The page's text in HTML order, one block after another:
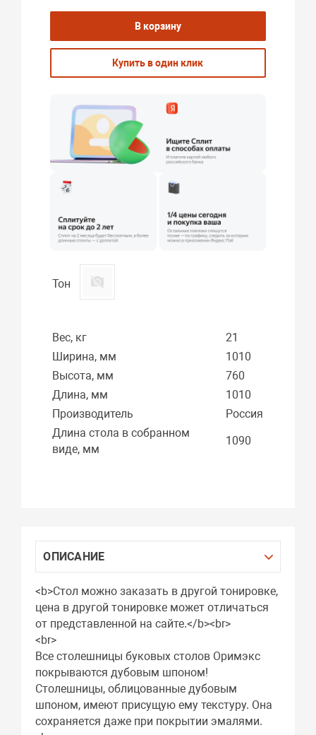
В корзину
Купить в один клик
Тон
Вес, кг
21
Ширина, мм
1010
Высота, мм
760
Длина, мм
1010
Производитель
Россия
Длина стола в собранном
виде, мм
1090
ОПИСАНИЕ
<b>Стол можно заказать в другой тонировке,
цена в другой тонировке может отличаться
от представленной на сайте.</b><br>
<br>
Все столешницы буковых столов Оримэкс
покрываются дубовым шпоном!
Столешницы, облицованные дубовым
шпоном, имеют присущую ему текстуру. Она
сохраняется даже при покрытии эмалями.